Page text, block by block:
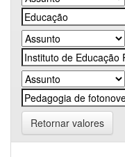
Retornar valores